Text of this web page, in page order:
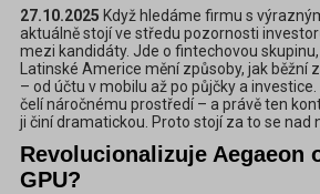
27.10.2025 Když hledáme firmu s
aktuálně stojí ve středu pozornosti
mezi kandidáty. Jde o fintechovou
Latinské Americe mění způsoby, jak běžní
– od účtu v mobilu až po půjčky a
čelí náročnému prostředí – a právě ten
ji činí dramatickou. Proto stojí za to se nad
Revolucionalizuje Aegaeon
GPU?